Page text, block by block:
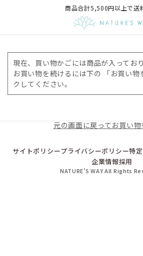
商品合計5,500円以上で送
現在、買い物かごには商品が入ってお
お買い物を続けるには下の 「お買い物
クしてください。
元の画面に戻ってお買い物
サイトポリシープライバシーポリシー特
企業情報採用
NATURE’S WAY All Rights